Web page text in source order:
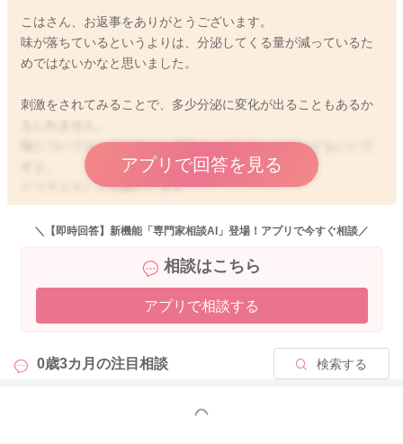
こはさん、お返事をありがとうございます。
味が落ちているというよりは、分泌してくる量が減っているた
めではないかなと思いました。
刺激をされてみることで、多少分泌に変化が出ることもあるか
味については、ご自身でも確認をしてみていただいてもいいで
どうぞよろしくお願いします。
アプリで回答を見る
＼【即時回答】新機能「専門家相談AI」登場！アプリで今すぐ相談／
相談はこちら
アプリで相談する
0歳3カ月の注目相談 検索する
もっと見る